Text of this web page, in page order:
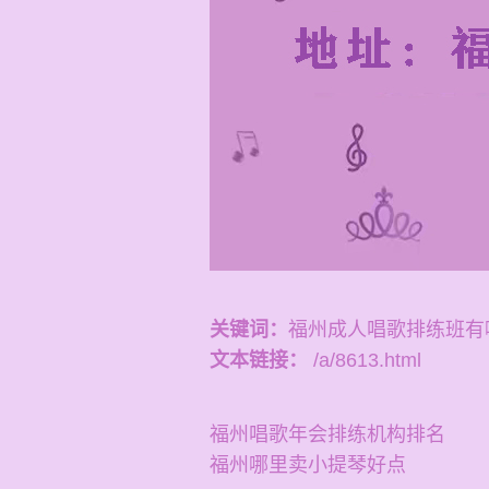
关键词： 福州成人唱歌排练班
文本链接：
/a/8613.html
福州唱歌年会排练机构排名
福州哪里卖小提琴好点